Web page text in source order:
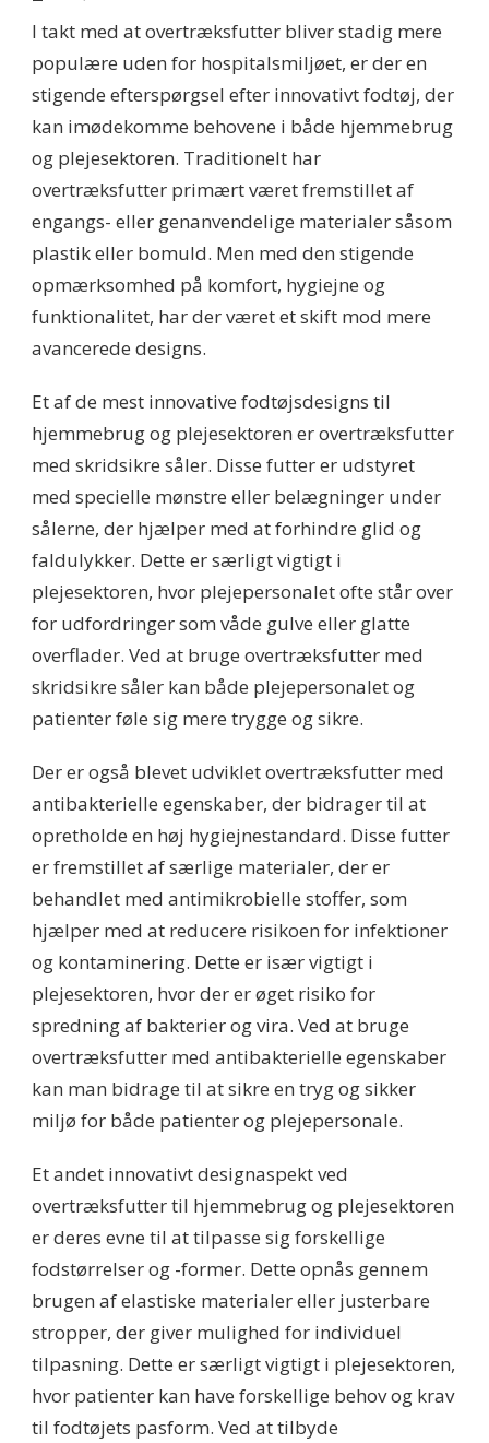
I takt med at overtræksfutter bliver stadig mere
populære uden for hospitalsmiljøet, er der en
stigende efterspørgsel efter innovativt fodtøj, der
kan imødekomme behovene i både hjemmebrug
og plejesektoren. Traditionelt har
overtræksfutter primært været fremstillet af
engangs- eller genanvendelige materialer såsom
plastik eller bomuld. Men med den stigende
opmærksomhed på komfort, hygiejne og
funktionalitet, har der været et skift mod mere
avancerede designs.
Et af de mest innovative fodtøjsdesigns til
hjemmebrug og plejesektoren er overtræksfutter
med skridsikre såler. Disse futter er udstyret
med specielle mønstre eller belægninger under
sålerne, der hjælper med at forhindre glid og
faldulykker. Dette er særligt vigtigt i
plejesektoren, hvor plejepersonalet ofte står over
for udfordringer som våde gulve eller glatte
overflader. Ved at bruge overtræksfutter med
skridsikre såler kan både plejepersonalet og
patienter føle sig mere trygge og sikre.
Der er også blevet udviklet overtræksfutter med
antibakterielle egenskaber, der bidrager til at
opretholde en høj hygiejnestandard. Disse futter
er fremstillet af særlige materialer, der er
behandlet med antimikrobielle stoffer, som
hjælper med at reducere risikoen for infektioner
og kontaminering. Dette er især vigtigt i
plejesektoren, hvor der er øget risiko for
spredning af bakterier og vira. Ved at bruge
overtræksfutter med antibakterielle egenskaber
kan man bidrage til at sikre en tryg og sikker
miljø for både patienter og plejepersonale.
Et andet innovativt designaspekt ved
overtræksfutter til hjemmebrug og plejesektoren
er deres evne til at tilpasse sig forskellige
fodstørrelser og -former. Dette opnås gennem
brugen af elastiske materialer eller justerbare
stropper, der giver mulighed for individuel
tilpasning. Dette er særligt vigtigt i plejesektoren,
hvor patienter kan have forskellige behov og krav
til fodtøjets pasform. Ved at tilbyde